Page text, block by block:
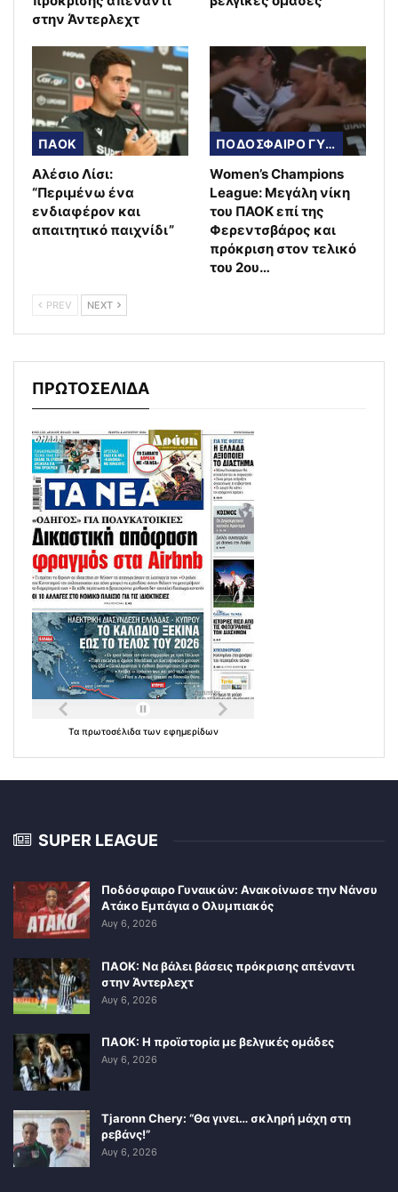
στην Άντερλεχτ
ΠΑΟΚ
Αλέσιο Λίσι:
“Περιμένω ένα
ενδιαφέρον και
απαιτητικό παιχνίδι”
ΠΟΔΟΣΦΑΙΡΟ ΓΥΝΑΙΚΩΝ
Women’s Champions
League: Μεγάλη νίκη
του ΠΑΟΚ επί της
Φερεντσβάρος και
πρόκριση στον τελικό
του 2ου…
PREV NEXT
ΠΡΩΤΟΣΕΛΙΔΑ
Τα πρωτοσέλιδα των εφημερίδων
SUPER LEAGUE
Ποδόσφαιρο Γυναικών: Ανακοίνωσε την Νάνσυ
Ατάκο Εμπάγια ο Ολυμπιακός
Αυγ 6, 2026
ΠΑΟΚ: Να βάλει βάσεις πρόκρισης απέναντι
στην Άντερλεχτ
Αυγ 6, 2026
ΠΑΟΚ: Η προϊστορία με βελγικές ομάδες
Αυγ 6, 2026
Tjaronn Chery: “Θα γινει… σκληρή μάχη στη
ρεβάνς!”
Αυγ 6, 2026